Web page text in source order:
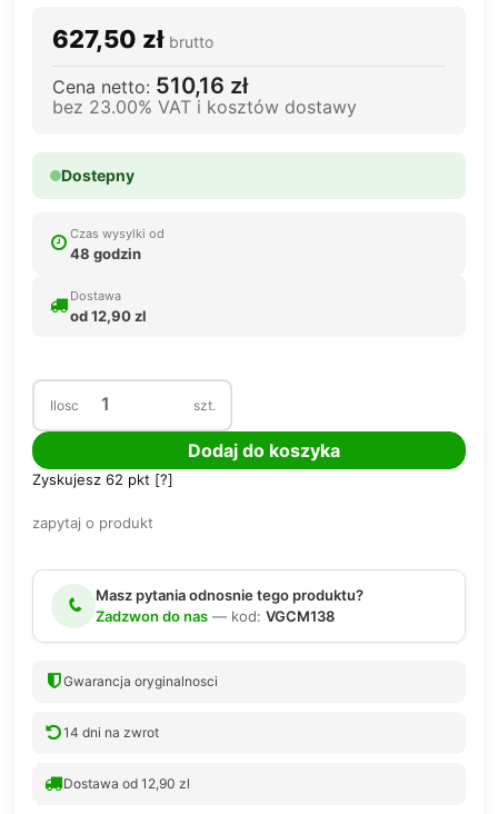
627,50 zł brutto
Cena netto: 510,16 zł
bez 23.00% VAT i kosztów dostawy
Dostepny
Czas wysylki od
48 godzin
Dostawa
od 12,90 zl
Ilosc szt.
Dodaj do koszyka
Zyskujesz 62 pkt [?]
zapytaj o produkt
Masz pytania odnosnie tego produktu?
Zadzwon do nas — kod: VGCM138
Gwarancja oryginalnosci
14 dni na zwrot
Dostawa od 12,90 zl